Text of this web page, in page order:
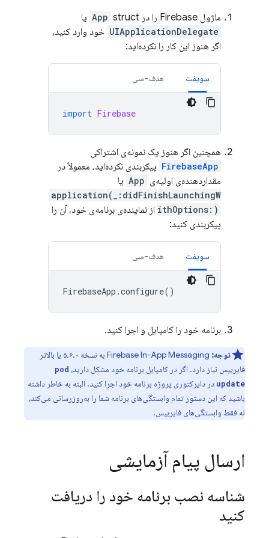
ماژول Firebase را در
App struct یا
UIApplicationDelegate خود وارد کنید،
اگر هنوز این کار را نکرده‌اید:
سویفت هدف-سی
import Firebase
همچنین اگر هنوز یک نمونه‌ی اشتراکی
FirebaseApp پیکربندی نکرده‌اید، معمولاً در
مقداردهنده‌ی اولیه‌ی App یا
application(_:didFinishLaunchingW
ithOptions:) از نماینده‌ی برنامه‌ی خود، آن را
پیکربندی کنید:
سویفت هدف-سی
FirebaseApp .configure()
برنامه خود را کامپایل و اجرا کنید.
توجه: Firebase In-App Messaging
به نسخه ۵.۶.۰ یا بالاتر
فایربیس نیاز دارد. اگر در کامپایل برنامه خود مشکل دارید، pod
update در دایرکتوری پروژه برنامه خود اجرا کنید. البته به خاطر داشته
باشید که این دستور تمام وابستگی‌های برنامه شما را به‌روزرسانی می‌کند،
نه فقط وابستگی‌های فایربیس.
ارسال پیام آزمایشی
شناسه نصب برنامه خود را دریافت
کنید